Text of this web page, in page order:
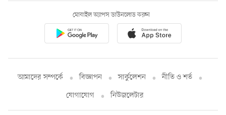
মোবাইল অ্যাপস ডাউনলোড করুন
আমাদের সম্পর্কে বিজ্ঞাপন সার্কুলেশন
নীতি ও শর্ত
যোগাযোগ
নিউজলেটার